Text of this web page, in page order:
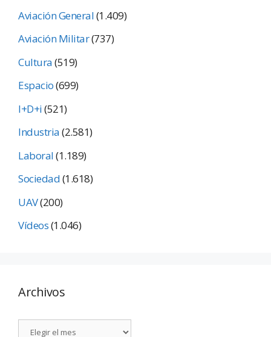
Aviación General(1.409)
Aviación Militar(737)
Cultura(519)
Espacio(699)
I+D+i(521)
Industria(2.581)
Laboral(1.189)
Sociedad(1.618)
UAV(200)
Vídeos(1.046)
Archivos